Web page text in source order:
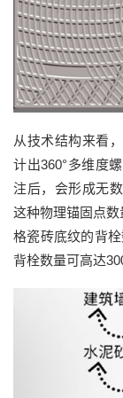
从技术结构来看
计出360°多维度
注后，会形成无
这种物理锚固点数
格瓷砖底纹的背
背栓数量可高达